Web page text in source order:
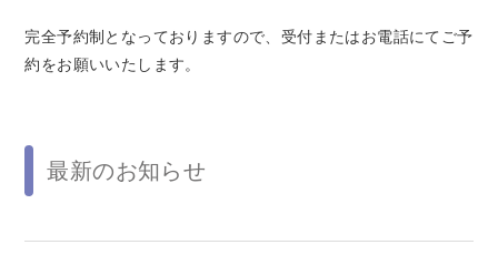
完全予約制となっておりますので、受付またはお電話にてご予
約をお願いいたします。
最新のお知らせ